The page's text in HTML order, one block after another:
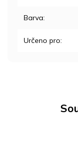
Barva:
Určeno pro: